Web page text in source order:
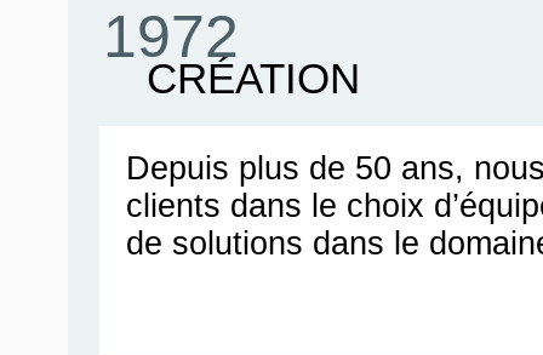
1972
CRÉATION
Depuis plus de 50 ans,
clients dans le choix
de solutions dans le